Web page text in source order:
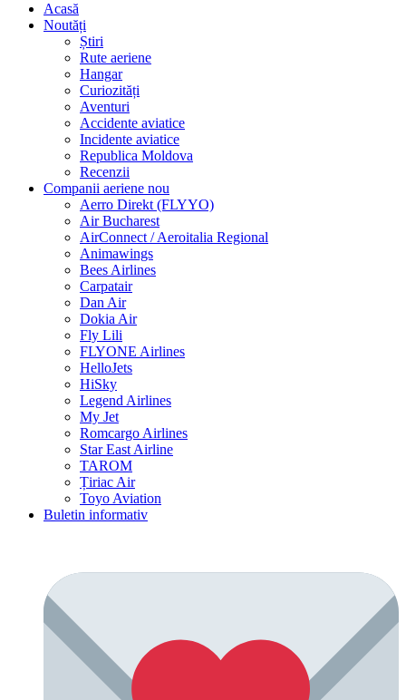
Acasă
Noutăți
Știri
Rute aeriene
Hangar
Curiozități
Aventuri
Accidente aviatice
Incidente aviatice
Republica Moldova
Recenzii
Companii aeriene nou
Aerro Direkt (FLYYO)
Air Bucharest
AirConnect / Aeroitalia Regional
Animawings
Bees Airlines
Carpatair
Dan Air
Dokia Air
Fly Lili
FLYONE Airlines
HelloJets
HiSky
Legend Airlines
My Jet
Romcargo Airlines
Star East Airline
TAROM
Țiriac Air
Toyo Aviation
Buletin informativ